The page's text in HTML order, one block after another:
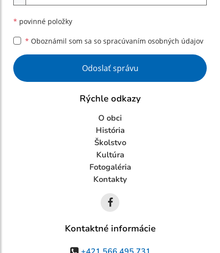
* povinné položky
* Oboznámil som sa so spracúvaním osobných údajov
Google reCaptcha Response
Odoslať správu
Rýchle odkazy
O obci
História
Školstvo
Kultúra
Fotogaléria
Kontakty
Kontaktné informácie